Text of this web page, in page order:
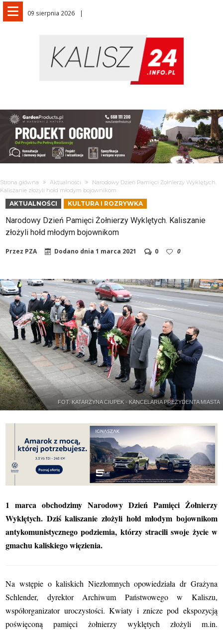
09 sierpnia 2026
Strona główna Aktualności
Narodowy Dzień Pamięci Żołnierzy Wyklętych.
Kaliszanie złożyli hołd młodym bojownikom
AKTUALNOŚCI KULTURA I ROZRYWKA
Narodowy Dzień Pamięci Żołnierzy Wyklętych. Kaliszanie
złożyli hołd młodym bojownikom
Przez PZA Dodano dnia1 marca 2021 0 0
FOT. KATARZYNA CIUPEK - KANCELARIA PREZYDENTA MIASTA
1 marca obchodzimy Narodowy Dzień Pamięci Żołnierzy
Wyklętych. Dziś kaliszanie złożyli hołd młodym bojownikom
antykomunistycznego podziemia, którzy stracili swoje życie w
gmachu kaliskiego więzienia.
Na wstępie o kaliskich Niezłomnych opowiedziała dr Grażyna
Schlender, dyrektor Archiwum Państwowego w Kaliszu,
współorganizator uroczystości.Kwiaty i znicze pod ekspozycją
poświęconą pamięci żołnierzy wyklętych złożyli m.in.